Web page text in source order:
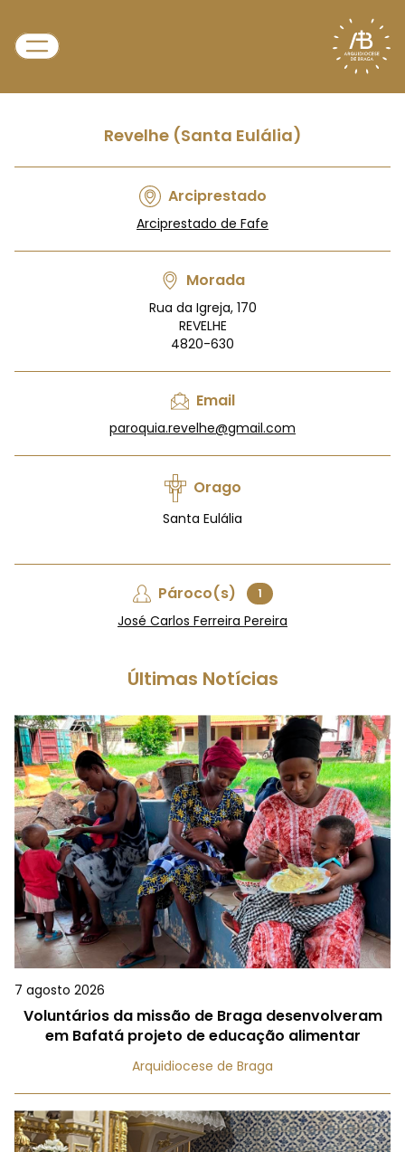
Revelhe (Santa Eulália)
Arciprestado
Arciprestado de Fafe
Morada
Rua da Igreja, 170
REVELHE
4820-630
Email
paroquia.revelhe@gmail.com
Orago
Santa Eulália
Pároco(s) 1
José Carlos Ferreira Pereira
Últimas Notícias
7 agosto 2026
Voluntários da missão de Braga desenvolveram
em Bafatá projeto de educação alimentar
Arquidiocese de Braga